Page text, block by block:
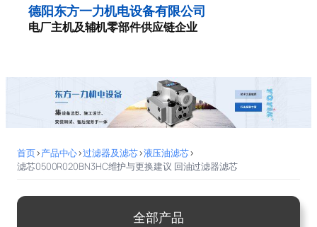
德阳东方一力机电设备有限公司
电厂主机及辅机零部件供应链企业
首页>产品中心>过滤器及滤芯>液压油滤芯>
滤芯0500R020BN3HC维护与更换建议 回油过滤器滤芯
全部产品